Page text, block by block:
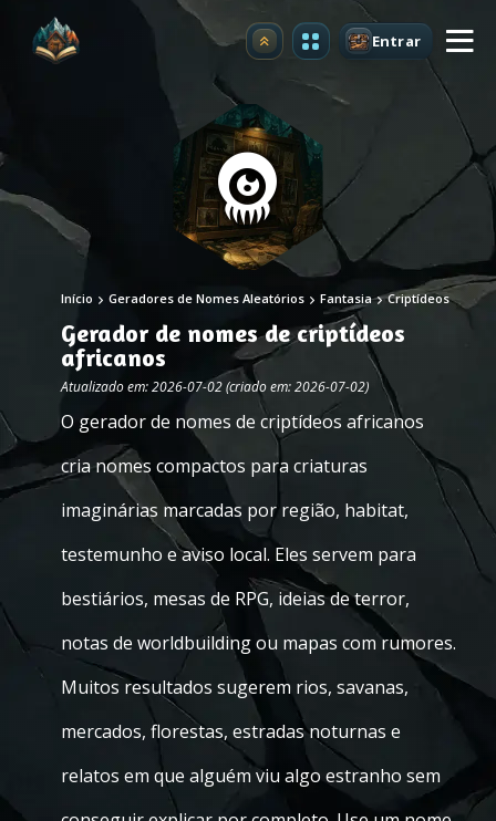
Atualizar Entrar
Início Geradores de Nomes Aleatórios Fantasia Criptídeos
Gerador de nomes de criptídeos
africanos
Atualizado em: 2026-07-02 (criado em: 2026-07-02)
O gerador de nomes de criptídeos africanos
cria nomes compactos para criaturas
imaginárias marcadas por região, habitat,
testemunho e aviso local. Eles servem para
bestiários, mesas de RPG, ideias de terror,
notas de worldbuilding ou mapas com rumores.
Muitos resultados sugerem rios, savanas,
mercados, florestas, estradas noturnas e
relatos em que alguém viu algo estranho sem